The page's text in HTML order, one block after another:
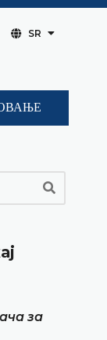
SR
за